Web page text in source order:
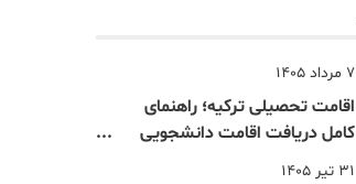
7 مرداد 1405
اقامت تحصیلی ترکیه؛ راهنمای
کامل دریافت اقامت دانشجویی
ترکیه در سال ۲۰۲۶
31 تیر 1405